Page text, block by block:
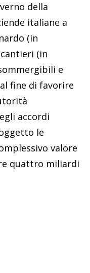
della
italiane a
(in
(in
e
fine di favorire
accordi
le
valore
quattro miliardi